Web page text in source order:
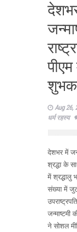
पीएम
Aug 26,
धर्म रहस्य
देशभर में
श्रद्धा के
में श्रद्धालु
संख्या में
जन्माष्टमी
ने सोशल